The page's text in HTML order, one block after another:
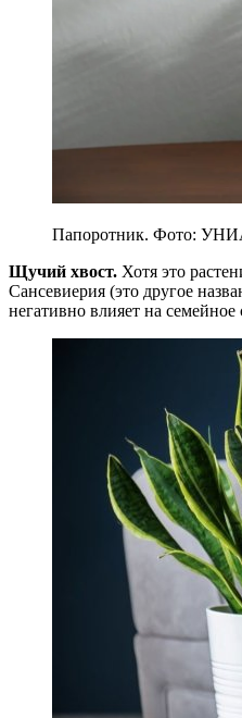
Папоротник. Фото:
Щучий хвост. Хотя это
Сансевиерия (это другое
негативно влияет на семейное